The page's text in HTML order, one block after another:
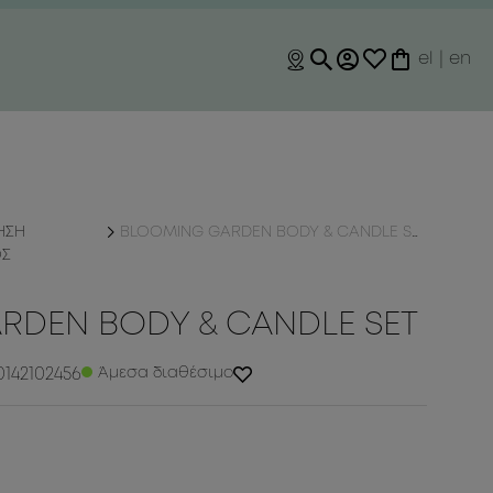
el en
BLOOMING GARDEN BODY & CANDLE SET
BODY & CANDLE SET
Άμεσα διαθέσιμο